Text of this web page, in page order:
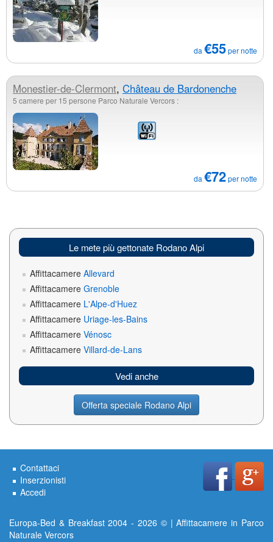
da €55per notte
Monestier-de-Clermont, Château de Bardonenche
5 camere per 15 persone Parco Naturale Vercors :
da €72per notte
Le mete più gettonate Rodano Alpi
Affittacamere Allevard
Affittacamere Grenoble
Affittacamere L'Alpe-d'Huez
Affittacamere Uriage-les-Bains
Affittacamere Vénosc
Affittacamere Villard-de-Lans
Vedi anche
Offerta speciale Rodano Alpi
Contattaci
Inserzionisti
Accedi
Europa-Bed & Breakfast 2004 - 2026 © | Affittacamere in Parco
Naturale Vercors